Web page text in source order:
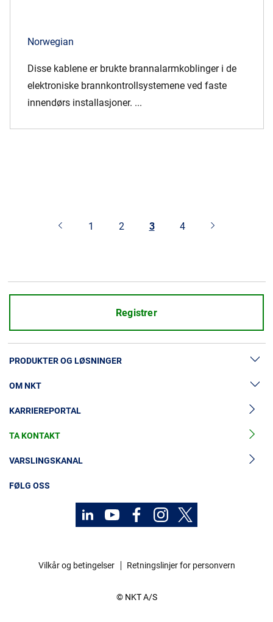
Karriere
Norwegian
Disse kablene er brukte brannalarmkoblinger i de
elektroniske brannkontrollsystemene ved faste
innendørs installasjoner. ...
1 2 3 4
Registrer
PRODUKTER OG LØSNINGER
Lavspenningskabler
Mellomspenningskabler
Mellomspenningskabeltilbehør
Høyspenningskabelløsninger
OM NKT
Nyheter og presse
Vår historie
Investorer
Bærekraft
KARRIEREPORTAL
TA KONTAKT
VARSLINGSKANAL
FØLG OSS
© NKT A/S
Vilkår og betingelser Retningslinjer for personvern